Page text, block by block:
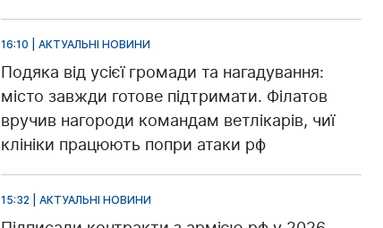
16:10 | АКТУАЛЬНІ НОВИНИ
Подяка від усієї громади та нагадування:
місто завжди готове підтримати. Філатов
вручив нагороди командам ветлікарів, чиї
клініки працюють попри атаки рф
15:32 | АКТУАЛЬНІ НОВИНИ